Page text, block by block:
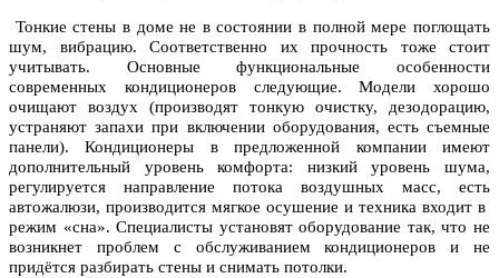
Тонкие стены в доме не в состоянии в полной мере поглощать
шум, вибрацию. Соответственно их прочность тоже стоит
учитывать. Основные функциональные особенности
современных кондиционеров следующие. Модели хорошо
очищают воздух (производят тонкую очистку, дезодорацию,
устраняют запахи при включении оборудования, есть съемные
панели). Кондиционеры в предложенной компании имеют
дополнительный уровень комфорта: низкий уровень шума,
регулируется направление потока воздушных масс, есть
автожалюзи, производится мягкое осушение и техника входит в
режим «сна». Специалисты установят оборудование так, что не
возникнет проблем с обслуживанием кондиционеров и не
придётся разбирать стены и снимать потолки.